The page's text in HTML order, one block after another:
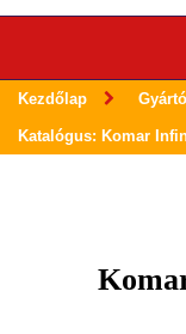
Kezdőlap
Katalógus: Komar